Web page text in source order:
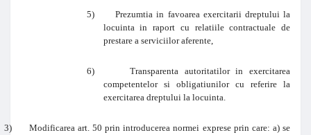
5)
Prezumtia in favoarea exercitarii dreptului la
locuinta in raport cu relatiile contractuale de
prestare a serviciilor aferente,
6)
Transparenta autoritatilor in exercitarea
competentelor si obligatiunilor cu referire la
exercitarea dreptului la locuinta.
3)
Modificarea art. 50 prin introducerea normei exprese prin care: a) se